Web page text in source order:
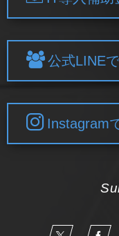
公式LINE
Instagram